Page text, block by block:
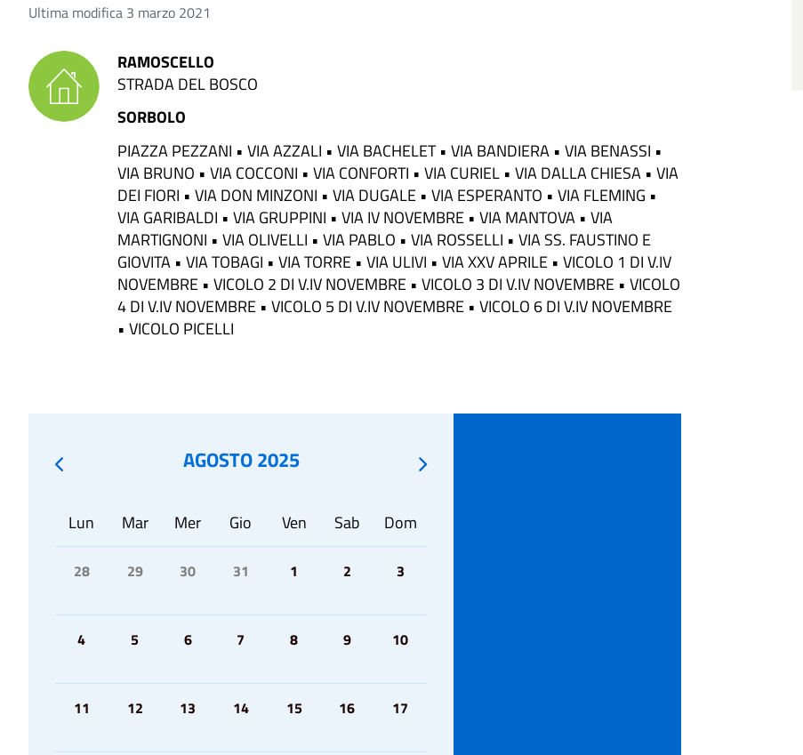
Ultima modifica 3 marzo 2021
RAMOSCELLO
STRADA DEL BOSCO
SORBOLO
PIAZZA PEZZANI • VIA AZZALI • VIA BACHELET • VIA BANDIERA • VIA BENASSI •
VIA BRUNO • VIA COCCONI • VIA CONFORTI • VIA CURIEL • VIA DALLA CHIESA • VIA
DEI FIORI • VIA DON MINZONI • VIA DUGALE • VIA ESPERANTO • VIA FLEMING •
VIA GARIBALDI • VIA GRUPPINI • VIA IV NOVEMBRE • VIA MANTOVA • VIA
MARTIGNONI • VIA OLIVELLI • VIA PABLO • VIA ROSSELLI • VIA SS. FAUSTINO E
GIOVITA • VIA TOBAGI • VIA TORRE • VIA ULIVI • VIA XXV APRILE • VICOLO 1 DI V.IV
NOVEMBRE • VICOLO 2 DI V.IV NOVEMBRE • VICOLO 3 DI V.IV NOVEMBRE • VICOLO
4 DI V.IV NOVEMBRE • VICOLO 5 DI V.IV NOVEMBRE • VICOLO 6 DI V.IV NOVEMBRE
• VICOLO PICELLI
AGOSTO 2025
Lun Mar Mer Gio Ven Sab Dom
28 29 30 31 1 2 3
4 5 6 7 8 9 10
11 12 13 14 15 16 17